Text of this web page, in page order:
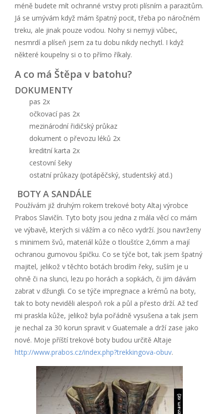
méně budete mít ochranné vrstvy proti plísním a parazitům.
Já se umývám když mám špatný pocit, třeba po náročném
treku, ale jinak pouze vodou. Nohy si nemyji vůbec,
nesmrdí a plíseň jsem za tu dobu nikdy nechytl. I když
některé koupelny si o to přímo říkaly.
A co má Štěpa v batohu?
DOKUMENTY
pas 2x
očkovací pas 2x
mezinárodní řidičský průkaz
dokument o převozu léků 2x
kreditní karta 2x
cestovní šeky
ostatní průkazy (potápěčský, studentský atd.)
BOTY A SANDÁLE
Používám již druhým rokem trekové boty Altaj výrobce
Prabos Slavičín. Tyto boty jsou jedna z mála věcí co mám
ve výbavě, kterých si vážím a co něco vydrží. Jsou navrženy
s minimem švů, materiál kůže o tloušťce 2,6mm a mají
ochranou gumovou špičku. Co se týče bot, tak jsem špatný
majitel, jelikož v těchto botách brodím řeky, suším je u
ohně či na slunci, lezu po horách a sopkách, či jim dávám
zabrat v džungli. Co se týče impregnace a krémů na boty,
tak to boty neviděli alespoň rok a půl a přesto drží. Až teď
mi praskla kůže, jelikož byla pořádně vysušena a tak jsem
je nechal za 30 korun spravit v Guatemale a drží zase jako
nové. Moje příští trekové boty budou určitě Altaje
http://www.prabos.cz/index.php?trekkingova-obuv.